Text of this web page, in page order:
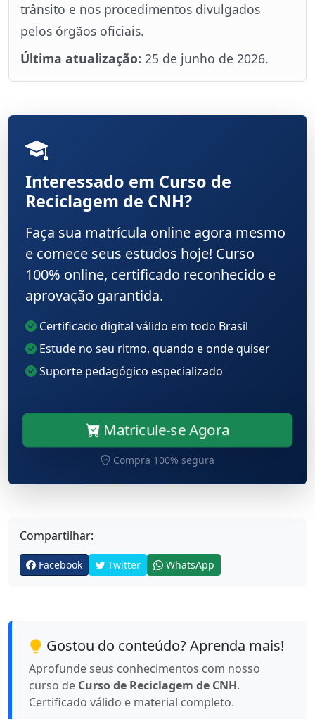
trânsito e nos procedimentos divulgados
pelos órgãos oficiais.
Última atualização: 25 de junho de 2026.
Interessado em Curso de
Reciclagem de CNH?
Faça sua matrícula online agora mesmo
e comece seus estudos hoje! Curso
100% online, certificado reconhecido e
aprovação garantida.
Certificado digital válido em todo Brasil
Estude no seu ritmo, quando e onde quiser
Suporte pedagógico especializado
Matricule-se Agora
Compra 100% segura
Compartilhar:
Facebook Twitter WhatsApp
Gostou do conteúdo? Aprenda mais!
Aprofunde seus conhecimentos com nosso
curso de Curso de Reciclagem de CNH.
Certificado válido e material completo.